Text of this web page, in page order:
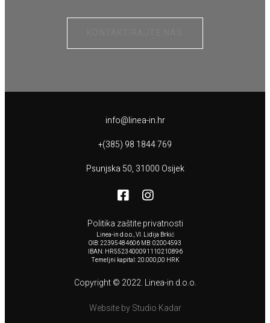
info@linea-in.hr
+(385) 98 1844 769
Psunjska 50, 31000 Osijek
Politika zaštite privatnosti
Linea-in d.o.o., Vl. Lidija Brkić
OIB: 22395484606 MB: 02004593
IBAN: HR5523400091110210896
Temeljni kapital: 20.000,00 HRK
Copyright © 2022. Linea-in d.o.o.
Website by Studio Kadar